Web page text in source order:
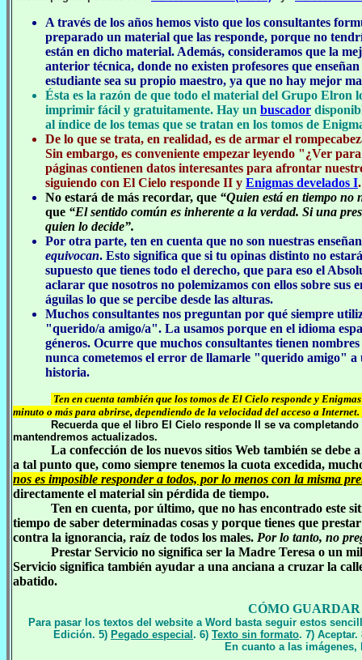
A través de los años hemos visto que los consultantes
preparado un material que las responde, porque no
están en dicho material. Además, consideramos que la
anterior técnica, donde no existen profesores que
estudiante sea su propio maestro, ya que no hay mejor
Ésta es la razón de que todo el material del Grupo Elron
imprimir fácil y gratuitamente. Hay un buscador
al índice de los temas que se tratan en los tomos de
De lo que se trata, en realidad, es de armar el
Sin embargo, es conveniente empezar leyendo "¿Ver
páginas contienen datos interesantes para afrontar
siguiendo con El Cielo responde II y Enigmas develados I
No estará de más recordar, que “Quien está en tiempo no
que “El sentido común es inherente a la verdad. Si una
quien lo decide”.
Por otra parte, ten en cuenta que no son nuestras
equivocan. Esto significa que si tu opinas distinto no
supuesto que tienes todo el derecho, que para eso el
aclarar que nosotros no polemizamos con ellos sobre
águilas lo que se percibe desde las alturas.
Muchos consultantes nos preguntan por qué siempre
"querido/a amigo/a". La usamos porque en el idioma
géneros. Ocurre que muchos consultantes tienen
nunca cometemos el error de llamarle "querido amigo"
historia.
Ten en cuenta también que los tomos de El Cielo responde y
minuto o más para abrirse, dependiendo de la velocidad del acceso a
Recuerda que el libro El Cielo responde II se va
mantendremos actualizados.
La confección de los nuevos sitios Web también se
a tal punto que, como siempre tenemos la cuota excedida,
nos es imposible responder a todos, por lo menos con la misma
directamente el material sin pérdida de tiempo.
Ten en cuenta, por último, que no has encontrado este
tiempo de saber determinadas cosas y porque tienes que
contra la ignorancia, raíz de todos los males. Por lo tanto, no
Prestar Servicio no significa ser la Madre Teresa o un
Servicio significa también ayudar a una anciana a cruzar la
abatido.
CÓMO
Para pasar los textos del website a Word basta seguir estos
Edición. 5) Pegado especial . 6) Texto sin formato. 7)
En cuanto a las